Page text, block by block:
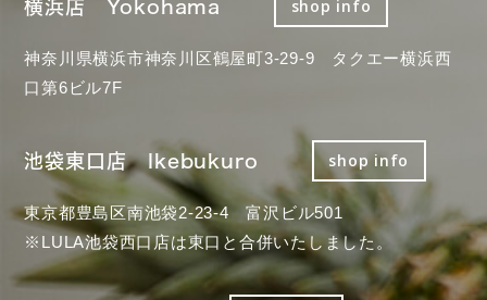
横浜店 Yokohama shop info
神奈川県横浜市神奈川区鶴屋町3-29-9 タクエー横浜西
口第6ビル7F
池袋東口店 Ikebukuro shop info
東京都豊島区南池袋2-23-4 富沢ビル501
※LULA池袋西口店は東口と合併いたしました。